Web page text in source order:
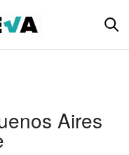
Aires